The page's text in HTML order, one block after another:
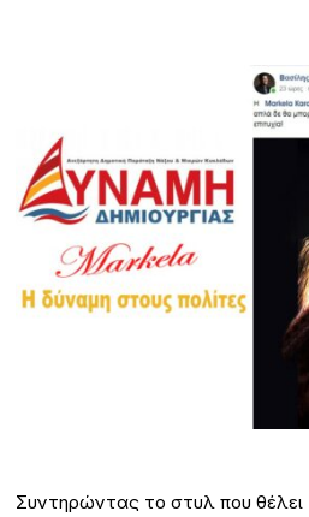
Συντηρώντας το στυλ που θέλει